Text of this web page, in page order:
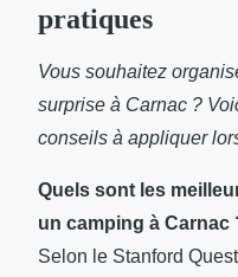
pratiques
Vous souhaitez
surprise à Carnac ?
conseils à appliquer
Quels sont les
un camping à Carnac
Selon le Stanford